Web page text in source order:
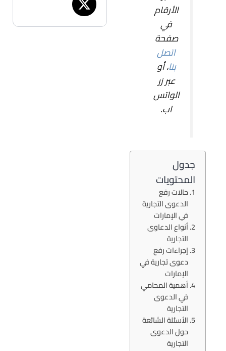
الأرقام
في
صفحة
اتصل
بنا، أو
عبر زر
الواتس
اب.
جدول
المحتويات
حالات رفع
الدعوى التجارية
في الإمارات
أنواع الدعاوى
التجارية
إجراءات رفع
دعوى تجارية في
الإمارات
أهمية المحامي
في الدعوى
التجارية
الأسئلة الشائعة
حول الدعوى
التجارية